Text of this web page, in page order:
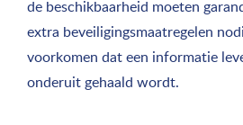
de beschikbaarheid moeten
extra beveiligingsmaatregelen
voorkomen dat een informatie
onderuit gehaald wordt.